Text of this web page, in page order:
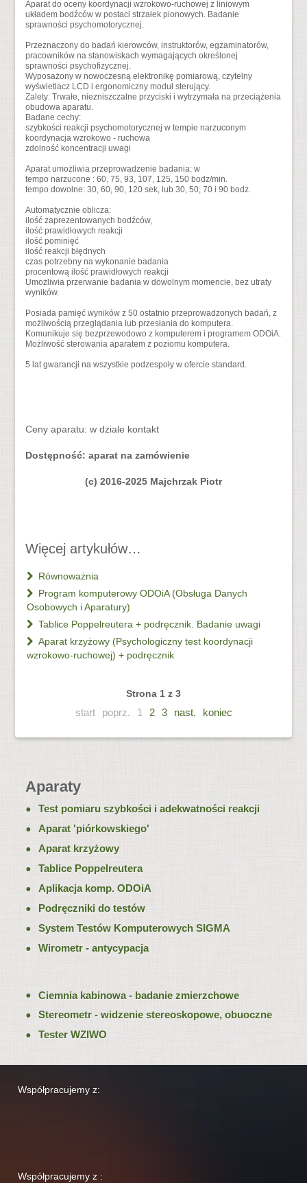
Aparat do oceny koordynacji wzrokowo-ruchowej z liniowym
układem bodźców w postaci strzałek pionowych. Badanie
sprawności psychomotorycznej.
Przeznaczony do badań kierowców, instruktorów, egzaminatorów,
pracowników na stanowiskach wymagających określonej
sprawności psychofizycznej.
Wyposażony w nowoczesną elektronikę pomiarową, czytelny
wyświetlacz LCD i ergonomiczny moduł sterujący.
Zalety: Trwałe, niezniszczalne przyciski i wytrzymała na przeciążenia
obudowa aparatu.
Badane cechy:
szybkości reakcji psychomotorycznej w tempie narzuconym
koordynacja wzrokowo - ruchowa
zdolność koncentracji uwagi
Aparat umożliwia przeprowadzenie badania: w
tempo narzucone : 60, 75, 93, 107, 125, 150 bodz/min.
tempo dowolne: 30, 60, 90, 120 sek, lub 30, 50, 70 i 90 bodz.
Automatycznie oblicza:
ilość zaprezentowanych bodźców,
ilość prawidłowych reakcji
ilość pominięć
ilość reakcji błędnych
czas potrzebny na wykonanie badania
procentową ilość prawidłowych reakcji
Umożliwia przerwanie badania w dowolnym momencie, bez utraty
wyników.
Posiada pamięć wyników z 50 ostatnio przeprowadzonych badań, z
możliwością przeglądania lub przesłania do komputera.
Komunikuje się bezprzewodowo z komputerem i programem ODOiA.
Możliwość sterowania aparatem z poziomu komputera.
5 lat gwarancji na wszystkie podzespoły w ofercie standard.
Ceny aparatu: w dziale kontakt
Dostępność: aparat na zamówienie
(c) 2016-2025 Majchrzak Piotr
Więcej artykułów…
Równoważnia
Program komputerowy ODOiA (Obsługa Danych
Osobowych i Aparatury)
Tablice Poppelreutera + podręcznik. Badanie uwagi
Aparat krzyżowy (Psychologiczny test koordynacji
wzrokowo-ruchowej) + podręcznik
Strona 1 z 3
start poprz. 1 2 3 nast. koniec
Aparaty
Test pomiaru szybkości i adekwatności reakcji
Aparat 'piórkowskiego'
Aparat krzyżowy
Tablice Poppelreutera
Aplikacja komp. ODOiA
Podręczniki do testów
System Testów Komputerowych SIGMA
Wirometr - antycypacja
Ciemnia kabinowa - badanie zmierzchowe
Stereometr - widzenie stereoskopowe, obuoczne
Tester WZIWO
Współpracujemy z:
Współpracujemy z :